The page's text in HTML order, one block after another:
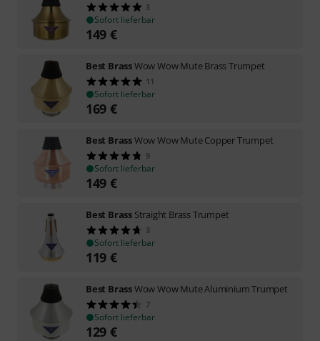
3
Sofort lieferbar
149 €
Best BrassWow Wow Mute Brass Trumpet
11
Sofort lieferbar
169 €
Best BrassWow Wow Mute Copper Trumpet
9
Sofort lieferbar
149 €
Best Brass Straight Brass Trumpet
3
Sofort lieferbar
119 €
Best BrassWow Wow Mute Aluminium Trumpet
7
Sofort lieferbar
129 €